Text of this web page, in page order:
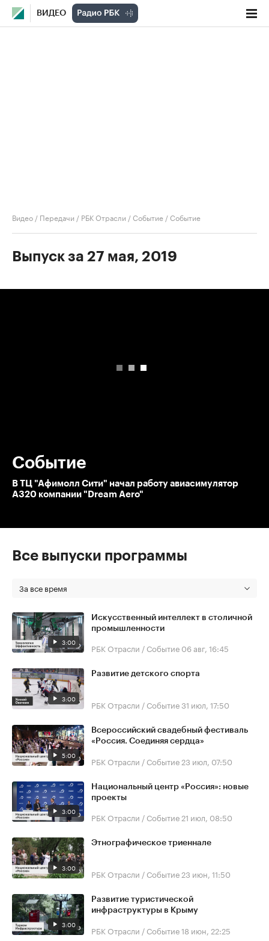
ВИДЕО
Видео / Передачи / РБК Отрасли / Событие /Событие
Выпуск за 27 мая, 2019
Событие
В ТЦ "Афимолл Сити" начал работу авиасимулятор
А320 компании "Dream Aero"
Все выпуски программы
За все время
3:00
Искусственный интеллект в столичной
промышленности
РБК Отрасли / Событие 06 авг, 16:45
3:00
Развитие детского спорта
РБК Отрасли / Событие31 июл, 17:50
5:00
Всероссийский свадебный фестиваль
«Россия. Соединяя сердца»
РБК Отрасли / Событие 23 июл, 07:50
3:00
Национальный центр «Россия»: новые
проекты
РБК Отрасли / Событие 21 июл, 08:50
3:00
Этнографическое триеннале
РБК Отрасли / Событие 23 июн, 11:50
3:00
Развитие туристической
инфраструктуры в Крыму
РБК Отрасли / Событие18 июн, 22:25